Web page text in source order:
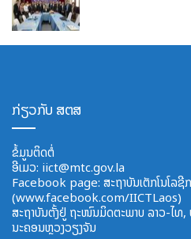
ກ່ຽວກັບ ສຕສ
ຂໍ້ມູນຕິດຕໍ່
ອີ​ເມວ: iict@mtc.gov.la
Facebook page: ສະຖາບັນເຕັກໂນໂລຊີ
(www.facebook.com/IICTLaos)
ສະ​ຖາ​ບັນ​ຕັ້ງຢູ່ ຖະໜົນມິດຕະພາບ​ ລາວ​-ໄທ,
ນະຄອນຫຼວງວຽງຈັນ